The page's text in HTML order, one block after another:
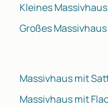
Kleines Massivhaus
Großes Massivhaus
Massivhaus mit
Massivhaus mit